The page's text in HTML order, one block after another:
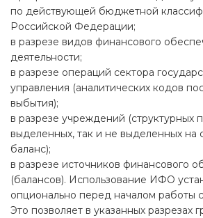
по действующей бюджетной
Российской Федерации;
в разрезе видов финансового
деятельности;
в разрезе операций сектора
управления (аналитических кодов
выбытия);
в разрезе учреждений (структурных
выделенных, так и не выделенных на
баланс);
в разрезе источников финансового
(балансов). Использование ИФО
опционально перед началом работы
Это позволяет в указанных разрезах